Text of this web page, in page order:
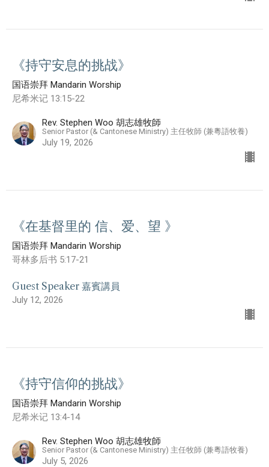
《持守安息的挑战》
国语崇拜 Mandarin Worship
尼希米记 13:15-22
Rev. Stephen Woo 胡志雄牧師
Senior Pastor (& Cantonese Ministry) 主任牧師 (兼粵語牧養)
July 19, 2026
《在基督里的 信、爱、望 》
国语崇拜 Mandarin Worship
哥林多后书 5:17-21
Guest Speaker 嘉賓講員
July 12, 2026
《持守信仰的挑战》
国语崇拜 Mandarin Worship
尼希米记 13:4-14
Rev. Stephen Woo 胡志雄牧師
Senior Pastor (& Cantonese Ministry) 主任牧師 (兼粵語牧養)
July 5, 2026